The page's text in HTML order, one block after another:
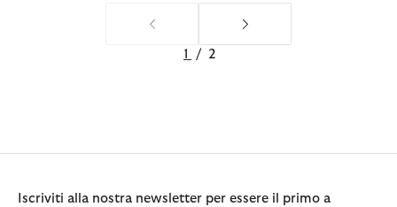
1 / 2
Iscriviti alla nostra newsletter per essere il primo a